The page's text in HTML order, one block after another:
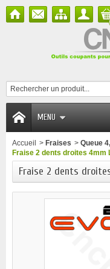
MENU
Accueil > Fraises > Queue
Fraise 2 dents droites 4mm
Fraise 2 dents